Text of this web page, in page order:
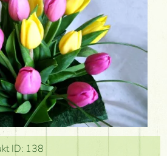
ID: 138